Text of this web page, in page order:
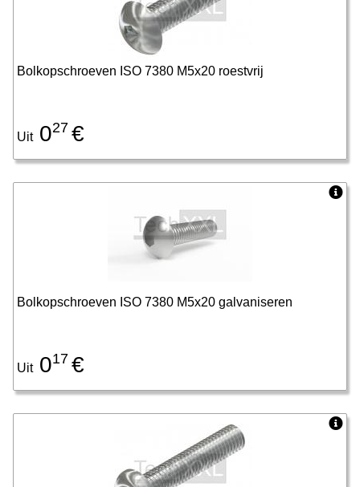
Bolkopschroeven ISO 7380 M5x20 roestvrij
Uit027 €
Bolkopschroeven ISO 7380 M5x20 galvaniseren
Uit017 €